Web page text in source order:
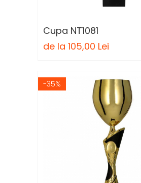
Cupa NT1081
de la 105,00 Lei
-35%